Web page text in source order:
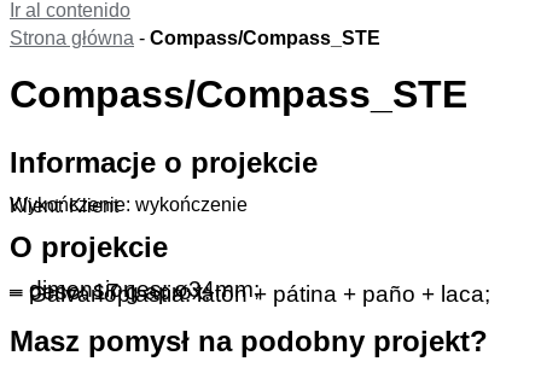
Ir al contenido
Strona główna - Compass/Compass_STE
Compass/Compass_STE
Informacje o projekcie
Wykończenie: wykończenie
Klient: Klient
O projekcie
– dimensiones: ø34mm;
– peso: 17 g aprox;
– Galvanoplastia: latón + pátina + paño + laca;
Masz pomysł na podobny projekt?